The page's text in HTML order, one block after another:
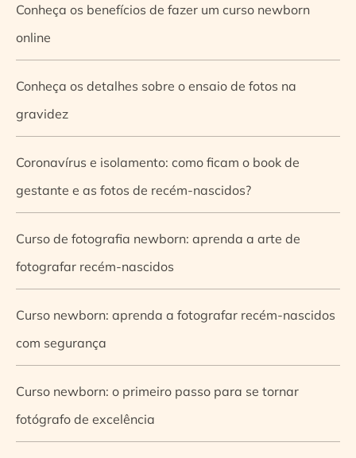
Conheça os benefícios de fazer um curso newborn
online
Conheça os detalhes sobre o ensaio de fotos na
gravidez
Coronavírus e isolamento: como ficam o book de
gestante e as fotos de recém-nascidos?
Curso de fotografia newborn: aprenda a arte de
fotografar recém-nascidos
Curso newborn: aprenda a fotografar recém-nascidos
com segurança
Curso newborn: o primeiro passo para se tornar
fotógrafo de excelência